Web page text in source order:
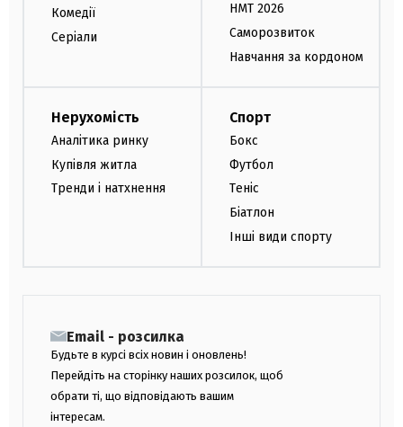
Комедії
Серіали
НМТ 2026
Саморозвиток
Навчання за кордоном
Нерухомість
Аналітика ринку
Купівля житла
Тренди і натхнення
Спорт
Бокс
Футбол
Теніс
Біатлон
Інші види спорту
Email - розсилка
Будьте в курсі всіх новин і оновлень!
Перейдіть на сторінку наших розсилок, щоб
обрати ті, що відповідають вашим
інтересам.